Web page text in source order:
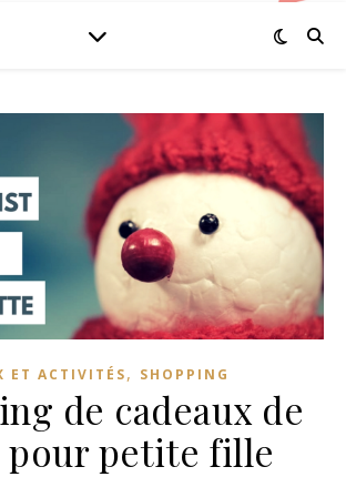
ET ACTIVITÉS, SHOPPING
de cadeaux de
pour petite fille